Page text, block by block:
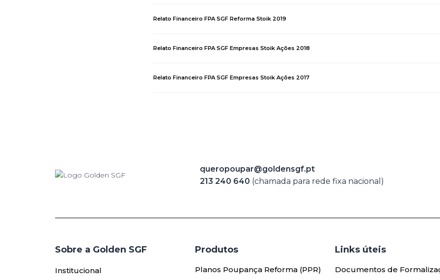
Relato Financeiro FPA SGF Reforma Stoik 2019
Relato Financeiro FPA SGF Empresas Stoik Ações 2018
Relato Financeiro FPA SGF Empresas Stoik Ações 2017
queropoupar@goldensgf.pt
213 240 640 (chamada para rede fixa nacional)
Sobre a Golden SGF
Institucional
Produtos​
Planos Poupança Reforma (PPR)
Links úteis​
Documentos de